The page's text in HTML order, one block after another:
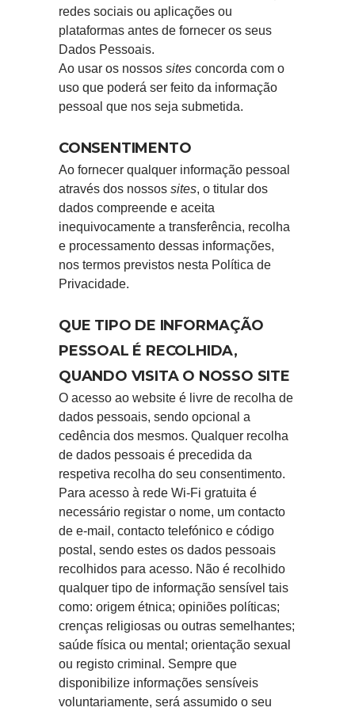
redes sociais ou aplicações ou
plataformas antes de fornecer os seus
Dados Pessoais.
Ao usar os nossos sites concorda com o
uso que poderá ser feito da informação
pessoal que nos seja submetida.
CONSENTIMENTO
Ao fornecer qualquer informação pessoal
através dos nossos sites, o titular dos
dados compreende e aceita
inequivocamente a transferência, recolha
e processamento dessas informações,
nos termos previstos nesta Política de
Privacidade.
QUE TIPO DE INFORMAÇÃO
PESSOAL É RECOLHIDA,
QUANDO VISITA O NOSSO SITE
O acesso ao website é livre de recolha de
dados pessoais, sendo opcional a
cedência dos mesmos. Qualquer recolha
de dados pessoais é precedida da
respetiva recolha do seu consentimento.
Para acesso à rede Wi-Fi gratuita é
necessário registar o nome, um contacto
de e-mail, contacto telefónico e código
postal, sendo estes os dados pessoais
recolhidos para acesso. Não é recolhido
qualquer tipo de informação sensível tais
como: origem étnica; opiniões políticas;
crenças religiosas ou outras semelhantes;
saúde física ou mental; orientação sexual
ou registo criminal. Sempre que
disponibilize informações sensíveis
voluntariamente, será assumido o seu